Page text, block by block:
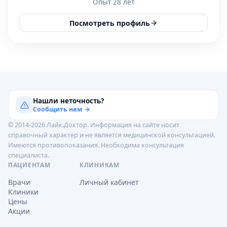
Опыт 28 лет
Посмотреть профиль
Нашли неточность?
Сообщить нам →
© 2014-2026 Лайк.Доктор. Информация на сайте носит
справочный характер и не является медицинской консультацией.
Имеются противопоказания. Необходима консультация
специалиста.
ПАЦИЕНТАМ
Врачи
Клиники
Цены
Акции
КЛИНИКАМ
Личный кабинет